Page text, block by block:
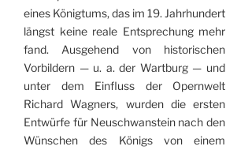
eines Königtums, das im 19. Jahrhundert
längst keine reale Ent­sprechung mehr
fand. Ausgehend von historischen
Vorbildern — u. a. der Wartburg — und
unter dem Einfluss der Opernwelt
Richard Wagners, wurden die ersten
Entwürfe für Neu­schwanstein nach den
Wünschen des Königs von einem